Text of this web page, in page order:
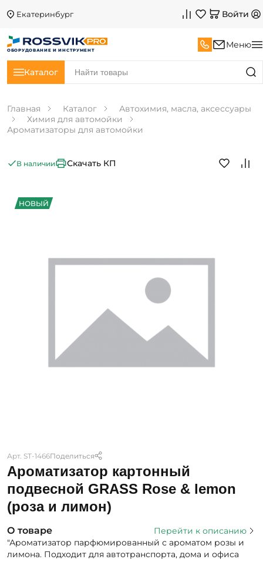
Екатеринбург Войти
ОБОРУДОВАНИЕ И ИНСТРУМЕНТ
Меню
Каталог
Главная Каталог
Автохимия, масла, аксессуары
Химия для автомойки
Ароматизаторы для автомойки
НОВЫЙ
Арт. ST-1466Поделиться
Ароматизатор картонный
подвесной GRASS Rose & lemon
(роза и лимон)
В наличии Скачать КП
О товаре
Перейти к описанию
"Ароматизатор парфюмированный с ароматом розы и
лимона. Подходит для автотранспорта, дома и офиса